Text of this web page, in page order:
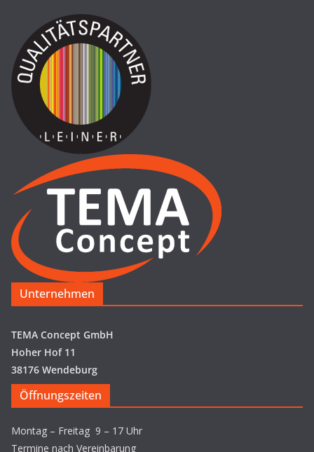
Unternehmen
TEMA Concept GmbH
Hoher Hof 11
38176 Wendeburg
Öffnungszeiten
Montag – Freitag 9 – 17 Uhr
Termine nach Vereinbarung